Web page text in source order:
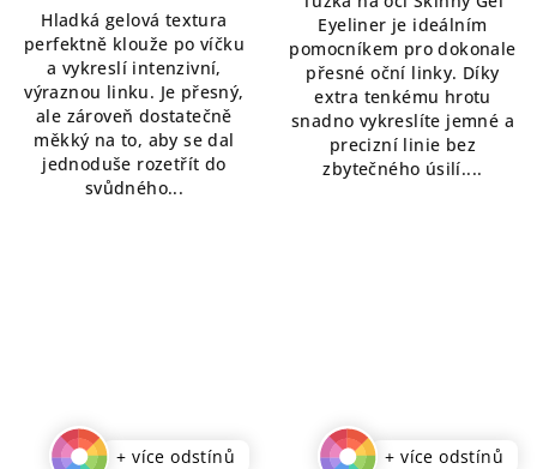
z
5
hvězdiček.
Hladká gelová textura
perfektně klouže po víčku
a vykreslí intenzivní,
výraznou linku. Je přesný,
ale zároveň dostatečně
měkký na to, aby se dal
jednoduše rozetřít do
svůdného...
z
5
hvězdiček.
Eyeliner je ideálním
pomocníkem pro dokonale
přesné oční linky. Díky
extra tenkému hrotu
snadno vykreslíte jemné a
precizní linie bez
zbytečného úsilí....
+ více odstínů + více odstínů